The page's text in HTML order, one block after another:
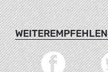
WEITEREMPFEHLEN